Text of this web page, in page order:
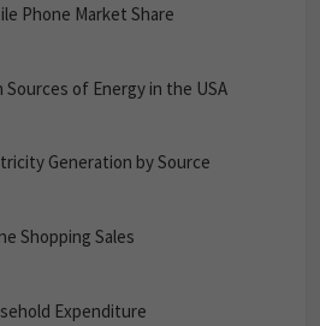
Phone Market Share
Sources of Energy in the USA
Generation by Source
Shopping Sales
Expenditure